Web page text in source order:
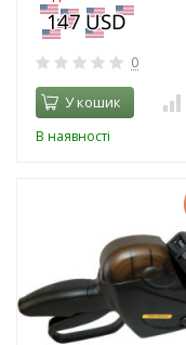
0
У кошик
В наявності